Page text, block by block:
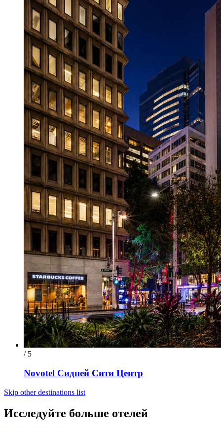
/ 5
Novotel Сидней Сити Центр
Skip other destinations list
Исследуйте больше отелей